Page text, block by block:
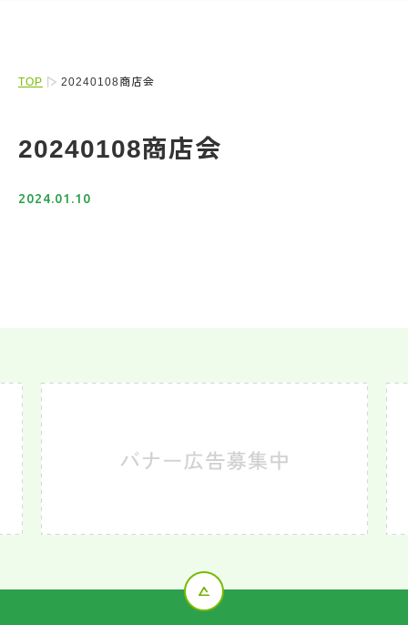
TOP 20240108商店会
20240108商店会
2024.01.10